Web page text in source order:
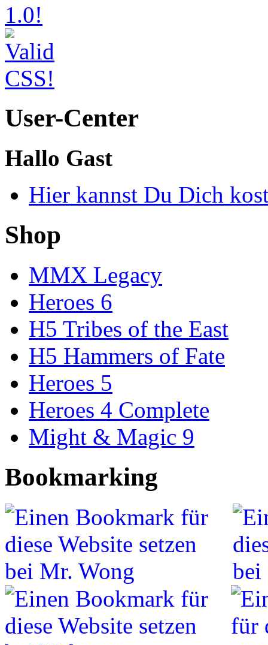
User-Center
Hallo Gast
Hier kannst Du Dich
Shop
MMX Legacy
Heroes 6
H5 Tribes of the East
H5 Hammers of Fate
Heroes 5
Heroes 4 Complete
Might & Magic 9
Bookmarking